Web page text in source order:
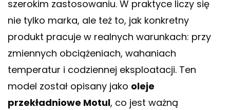
szerokim zastosowaniu. W praktyce liczy się
nie tylko marka, ale też to, jak konkretny
produkt pracuje w realnych warunkach: przy
zmiennych obciążeniach, wahaniach
temperatur i codziennej eksploatacji. Ten
model został opisany jako oleje
przekładniowe Motul, co jest ważną